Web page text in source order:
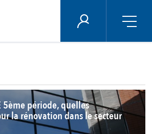
ÉNERGIE PLUS
5ème période, quelles
la rénovation dans le secteur